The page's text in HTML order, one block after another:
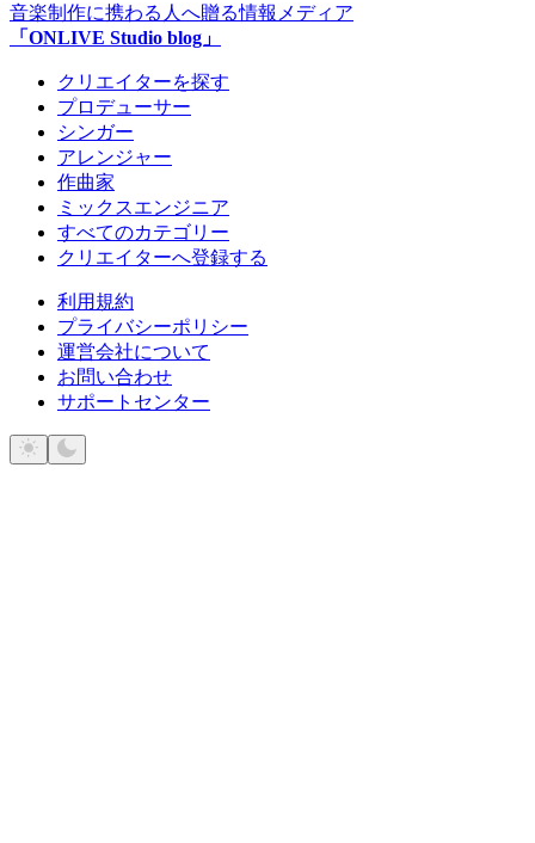
音楽制作に携わる人へ贈る情報メディア
「ONLIVE Studio blog」
クリエイターを探す
プロデューサー
シンガー
アレンジャー
作曲家
ミックスエンジニア
すべてのカテゴリー
クリエイターへ登録する
利用規約
プライバシーポリシー
運営会社について
お問い合わせ
サポートセンター